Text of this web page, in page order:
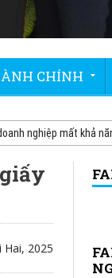
CHÍNH
nghiệp mất khả năng
2025